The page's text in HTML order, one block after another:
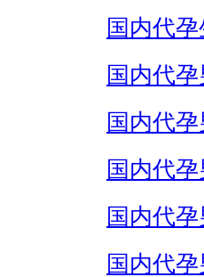
国内代
国内代
国内代
国内代
国内代
国内代